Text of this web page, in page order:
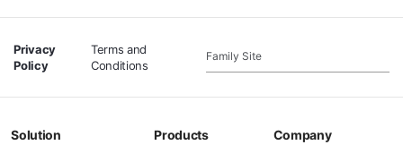
Privacy
Policy
Terms and
Conditions
Family Site
Solution Products Company